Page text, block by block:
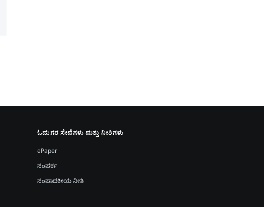
ಓದುಗರ ಸೇವೆಗಳು ಮತ್ತು ನೀತಿಗಳು
ePaper
ಸಂಪರ್ಕ
ಸಂಪಾದಕೀಯ ನೀತಿ